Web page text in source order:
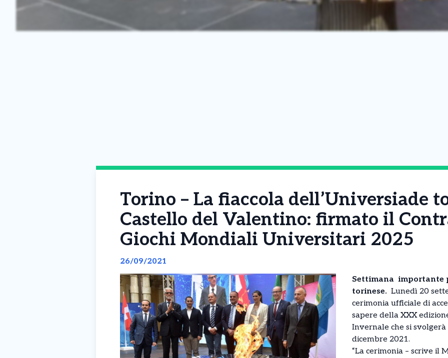
Torino – La fiaccola dell’Universiade
Castello del Valentino: firmato il
Giochi Mondiali Universitari 2025
26/09/2021
Settimana importante
torinese. Lunedì 20
cerimonia ufficiale di
sapere della XXX
Invernale che si svolgerà
dicembre 2021.
“La cerimonia – scrive il